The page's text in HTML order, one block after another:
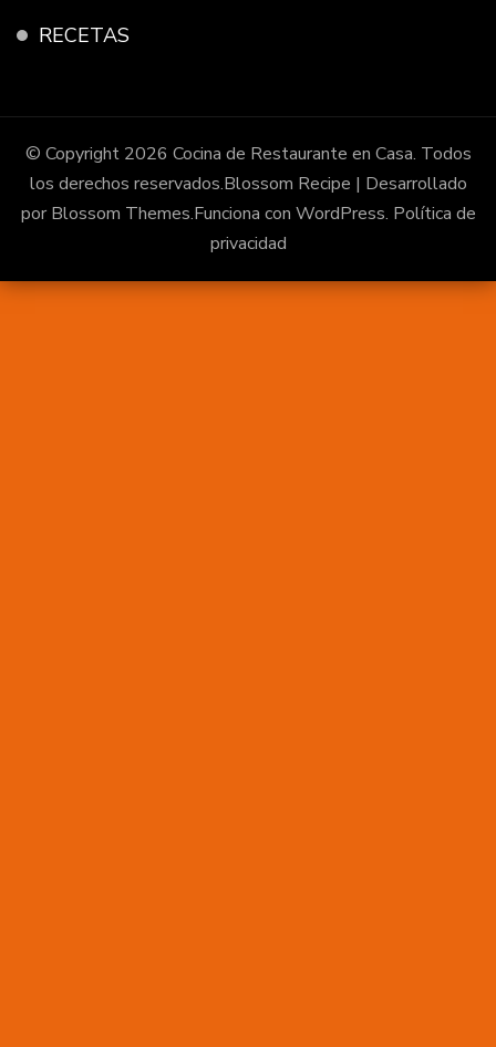
RECETAS
© Copyright 2026 Cocina de Restaurante en Casa. Todos
los derechos reservados.Blossom Recipe | Desarrollado
por Blossom Themes.Funciona con WordPress. Política de
privacidad